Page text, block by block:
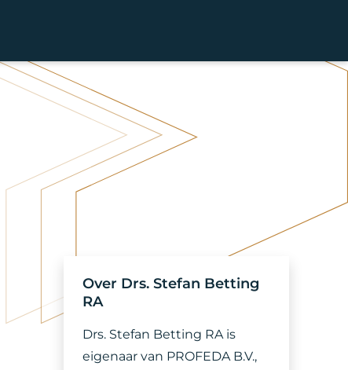
Over Drs. Stefan Betting
RA
Drs. Stefan Betting RA is
eigenaar van PROFEDA B.V.,